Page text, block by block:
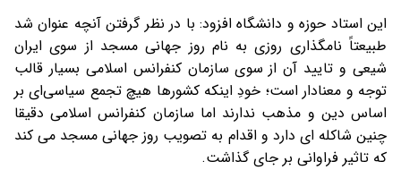
این استاد حوزه و دانشگاه افزود: با در نظر گرفتن آنچه عنوان شد
طبیعتاً نامگذاری روزی به نام روز جهانی مسجد از سوی ایران
شیعی و تایید آن از سوی سازمان کنفرانس اسلامی بسیار قالب
توجه و معنادار است؛ خودِ اینکه کشورها هیچ تجمع سیاسی‌ای بر
اساس دین و مذهب ندارند اما سازمان کنفرانس اسلامی دقیقا
چنین شاکله ای دارد و اقدام به تصویب روز جهانی مسجد می کند
که تاثیر فراوانی بر جای گذاشت.